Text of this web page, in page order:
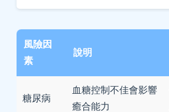
風險因
素
說明
糖尿病
血糖控制不佳會影響
癒合能力